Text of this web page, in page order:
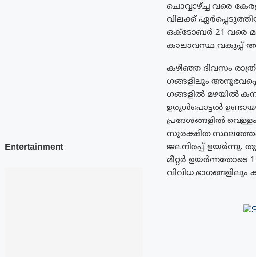
ചൊവ്വാഴ്ച്ച വരെ
വിലക്ക്
ഒക്ടോബർ 21 വരെ
കാലാവസ്ഥ വകുപ്പ്
കഴിഞ്ഞ ദിവസം
ഗങ്ങളിലും
ഗങ്ങളിൽ മഴയിൽ
ഉരുൾപൊട്ടൽ
പ്രദേശങ്ങളിൽ
സുരക്ഷിത സ്ഥലത്തേക്ക്
ജലനിരപ്പ് ഉയർന്നു.
മീറ്റർ ഉയർന്നതോടെ
വിവിധ
Entertainment